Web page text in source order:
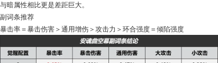
与暗属性相比更是差距巨大。
副词条推荐
暴击率＝暴击伤害＞通用增伤＞攻击力＞环合强度＝倾陷强度